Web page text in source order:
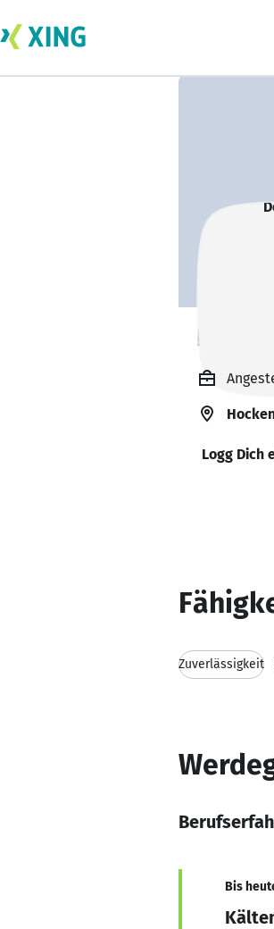
Logg Dich
Zuverlässigkeit
Bis